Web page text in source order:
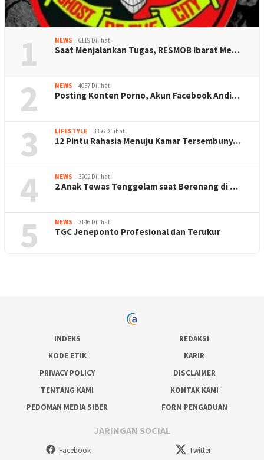
1 NEWS 6119 Dilihat
Saat Menjalankan Tugas, RESMOB Ibarat Me…
2 NEWS 4057 Dilihat
Posting Konten Porno, Akun Facebook Andi…
3 LIFESTYLE 3356 Dilihat
12 Pintu Rahasia Menuju Kamar Tersembuny…
4 NEWS 3202 Dilihat
2 Anak Tewas Tenggelam saat Berenang di …
5 NEWS 3146 Dilihat
TGC Jeneponto Profesional dan Terukur
INDEKS
REDAKSI
KODE ETIK
KARIR
PRIVACY POLICY
DISCLAIMER
TENTANG KAMI
KONTAK KAMI
PEDOMAN MEDIA SIBER
FORM PENGADUAN
JARINGAN SOCIAL
Facebook Twitter